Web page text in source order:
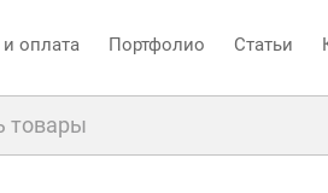
оплата Портфолио Статьи